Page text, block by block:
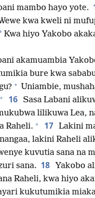
mambo hayo yote.
kwa kweli ni
Kwa hiyo Yakobo
akamuambia
bure kwa
+ Uniambie,
+ 16 Sasa Labani
lilikuwa Lea,
Raheli. + 17 Lakini
lakini Raheli
kuvutia sana na
sana. 18
Yakobo
Raheli, kwa hiyo
kukutumikia